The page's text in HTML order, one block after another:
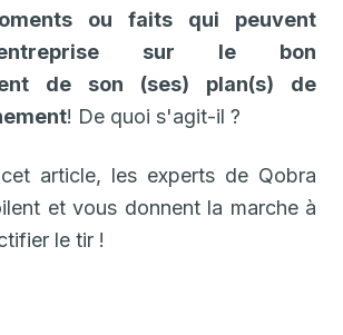
ou faits qui peuvent
sur le bon
de son (ses) plan(s) de
! De quoi s'agit-il ?
article, les experts de Qobra
et vous donnent la marche à
le tir !